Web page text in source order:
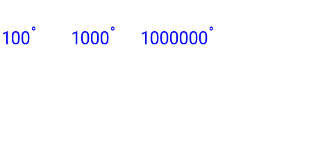
100° 1000° 1000000°